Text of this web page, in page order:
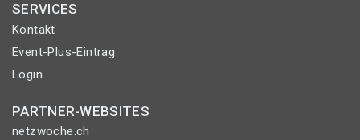
SERVICES
Kontakt
Event-Plus-Eintrag
Login
PARTNER-WEBSITES
netzwoche.ch